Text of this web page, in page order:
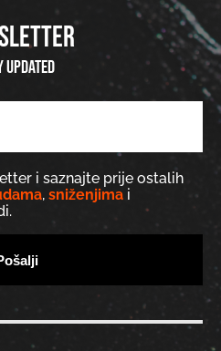
updated
i saznajte prije ostalih
, sniženjima i